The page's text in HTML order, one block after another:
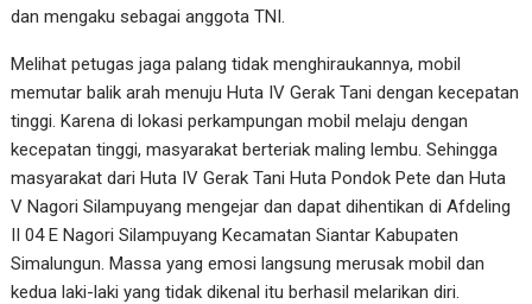
dan mengaku sebagai anggota TNI.
Melihat petugas jaga palang tidak menghiraukannya, mobil
memutar balik arah menuju Huta IV Gerak Tani dengan kecepatan
tinggi. Karena di lokasi perkampungan mobil melaju dengan
kecepatan tinggi, masyarakat berteriak maling lembu. Sehingga
masyarakat dari Huta IV Gerak Tani Huta Pondok Pete dan Huta
V Nagori Silampuyang mengejar dan dapat dihentikan di Afdeling
II 04 E Nagori Silampuyang Kecamatan Siantar Kabupaten
Simalungun. Massa yang emosi langsung merusak mobil dan
kedua laki-laki yang tidak dikenal itu berhasil melarikan diri.